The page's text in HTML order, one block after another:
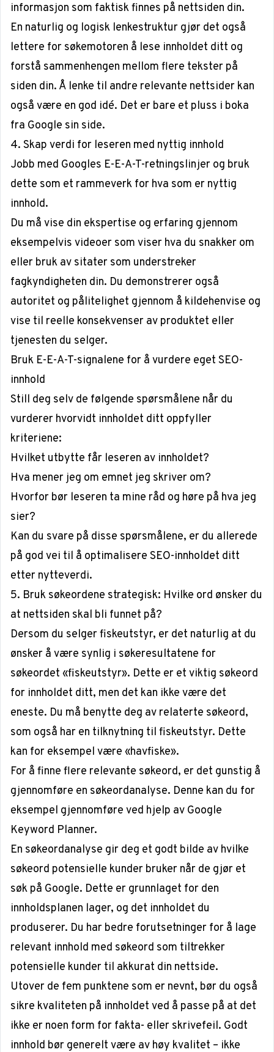
informasjon som faktisk finnes på nettsiden din.
En naturlig og logisk lenkestruktur gjør det også
lettere for søkemotoren å lese innholdet ditt og
forstå sammenhengen mellom flere tekster på
siden din. Å lenke til andre relevante nettsider kan
også være en god idé. Det er bare et pluss i boka
fra Google sin side.
4. Skap verdi for leseren med nyttig innhold
Jobb med Googles E-E-A-T-retningslinjer og bruk
dette som et rammeverk for hva som er nyttig
innhold.
Du må vise din ekspertise og erfaring gjennom
eksempelvis videoer som viser hva du snakker om
eller bruk av sitater som understreker
fagkyndigheten din. Du demonstrerer også
autoritet og pålitelighet gjennom å kildehenvise og
vise til reelle konsekvenser av produktet eller
tjenesten du selger.
Bruk E-E-A-T-signalene for å vurdere eget SEO-
innhold
Still deg selv de følgende spørsmålene når du
vurderer hvorvidt innholdet ditt oppfyller
kriteriene:
Hvilket utbytte får leseren av innholdet?
Hva mener jeg om emnet jeg skriver om?
Hvorfor bør leseren ta mine råd og høre på hva jeg
sier?
Kan du svare på disse spørsmålene, er du allerede
på god vei til å optimalisere SEO-innholdet ditt
etter nytteverdi.
5. Bruk søkeordene strategisk: Hvilke ord ønsker du
at nettsiden skal bli funnet på?
Dersom du selger fiskeutstyr, er det naturlig at du
ønsker å være synlig i søkeresultatene for
søkeordet «fiskeutstyr». Dette er et viktig søkeord
for innholdet ditt, men det kan ikke være det
eneste. Du må benytte deg av relaterte søkeord,
som også har en tilknytning til fiskeutstyr. Dette
kan for eksempel være «havfiske».
For å finne flere relevante søkeord, er det gunstig å
gjennomføre en søkeordanalyse. Denne kan du for
eksempel gjennomføre ved hjelp av Google
Keyword Planner.
En søkeordanalyse gir deg et godt bilde av hvilke
søkeord potensielle kunder bruker når de gjør et
søk på Google. Dette er grunnlaget for den
innholdsplanen lager, og det innholdet du
produserer. Du har bedre forutsetninger for å lage
relevant innhold med søkeord som tiltrekker
potensielle kunder til akkurat din nettside.
Utover de fem punktene som er nevnt, bør du også
sikre kvaliteten på innholdet ved å passe på at det
ikke er noen form for fakta- eller skrivefeil. Godt
innhold bør generelt være av høy kvalitet – ikke